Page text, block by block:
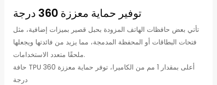
توفير حماية معززة 360 درجة
تأتي بعض حافظات الهاتف المزودة بحبل قصير بميزات إضافية، مثل
فتحات البطاقات أو المحفظة المدمجة، مما يزيد من فائدتها ويجعلها
ملحقًا متعدد الاستخدامات.
حافة TPU أعلى بمقدار 1 مم من الكاميرا، توفر حماية معززة 360
درجة